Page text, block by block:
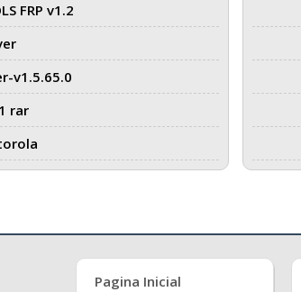
FRP v1.2
v1.5.65.0
rar
Pagina Inicial